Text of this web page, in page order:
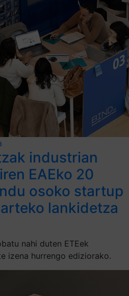
industrian
EAEko 20
osoko startup
lankidetza
nahi duten ETEek
izena hurrengo ediziorako.